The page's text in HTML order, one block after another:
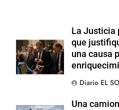
La Justicia
que
una causa
Diario EL
Una